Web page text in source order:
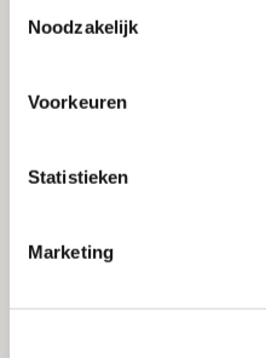
Noodzakelijk
Voorkeuren
Statistieken
Marketing